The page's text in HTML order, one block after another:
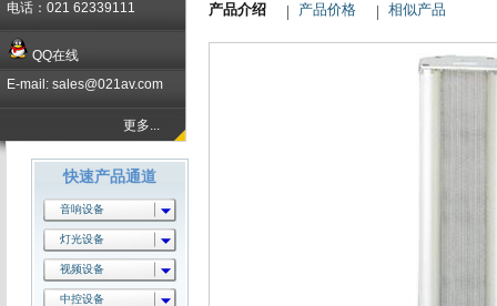
产品介绍 产品价格 相似产品
电话：021 62339111
QQ在线
E-mail: sales@021av.com
更多...
快速产品通道
音响设备
灯光设备
视频设备
中控设备